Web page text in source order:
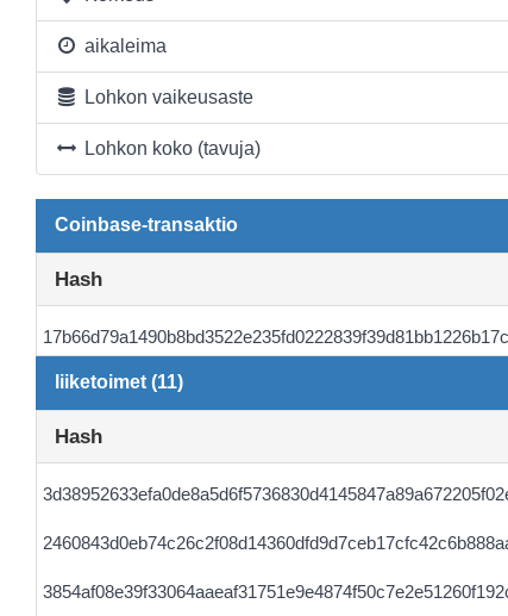
aikaleima
Lohkon vaikeusaste
Lohkon koko (tavuja)
Coinbase-transaktio
Hash
liiketoimet (11)
Hash